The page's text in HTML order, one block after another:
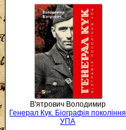
В'ятрович Володимир
Генерал Кук. Біографія покоління
УПА